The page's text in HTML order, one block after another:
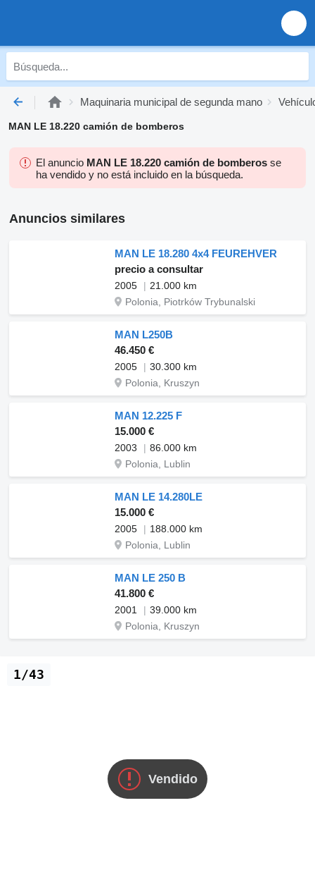
Maquinaria municipal de segunda mano
MAN LE 18.220 camión de bomberos
El anuncio MAN LE 18.220 camión de bomberos se
ha vendido y no está incluido en la búsqueda.
Anuncios similares
MAN LE 18.280 4x4 FEUREHVER
precio a consultar
2005
21.000 km
Polonia, Piotrków Trybunalski
MAN L250B
46.450 €
2005
30.300 km
Polonia, Kruszyn
MAN 12.225 F
15.000 €
2003
86.000 km
Polonia, Lublin
MAN LE 14.280LE
15.000 €
2005
188.000 km
Polonia, Lublin
MAN LE 250 B
41.800 €
2001
39.000 km
Polonia, Kruszyn
Vendido
1/43